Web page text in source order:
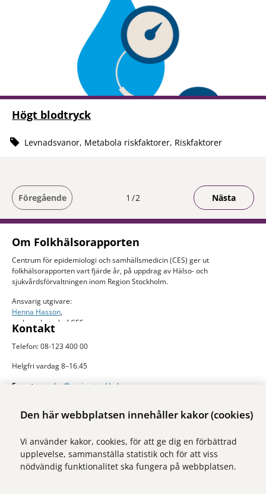
Den här webbplatsen innehåller kakor (cookies)
Vi använder kakor, cookies, för att ge dig en förbättrad
upplevelse, sammanställa statistik och för att viss
nödvändig funktionalitet ska fungera på webbplatsen.
Högt blodtryck
Levnadsvanor, Metabola riskfaktorer, Riskfaktorer
Föregående Du är på sida
1 2 Nästa
Om Folkhälsorapporten
Centrum för epidemiologi och samhällsmedicin (CES) ger ut
folkhälsorapporten vart fjärde år, på uppdrag av Hälso- och
sjukvårdsförvaltningen inom Region Stockholm.
Ansvarig utgivare:
Henna Hasson,
verksamhetschef CES
Kontakt
Telefon: 08-123 400 00
Helgfri vardag 8–16.45
E-post:
ces.slso@regionstockholm.se
Mer folkhälsodata
Stockholms län. Sidan drivs av Centrum för epidemiologi och
samhällsmedicin inom Region Stockholm.
Besök webbplatsen